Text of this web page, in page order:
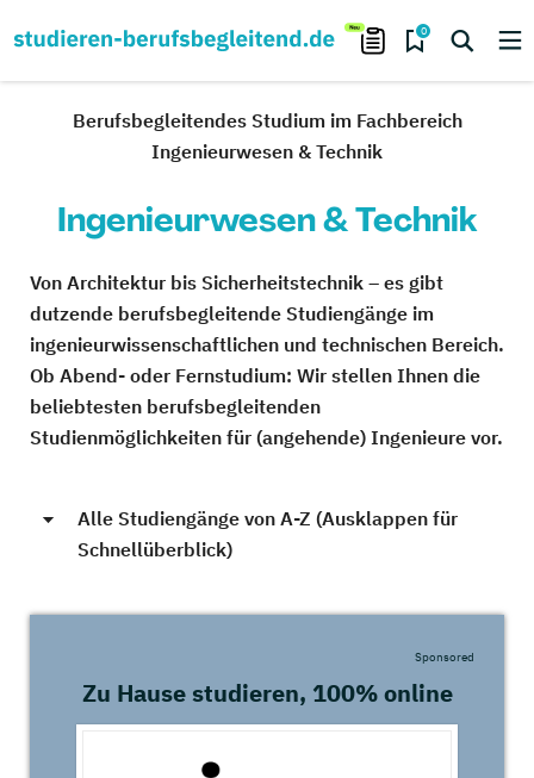
0
Berufsbegleitendes Studium im Fachbereich
Ingenieurwesen & Technik
Ingenieurwesen & Technik
Von Architektur bis Sicherheitstechnik – es gibt
dutzende berufsbegleitende Studiengänge im
ingenieurwissenschaftlichen und technischen Bereich.
Ob Abend- oder Fernstudium: Wir stellen Ihnen die
beliebtesten berufsbegleitenden
Studienmöglichkeiten für (angehende) Ingenieure vor.
Alle Studiengänge von A-Z (Ausklappen für
Schnellüberblick)
Zu Hause studieren, 100% online
Sponsored